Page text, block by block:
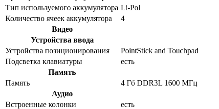
Тип используемого аккумулятора Li-Pol
Количество ячеек аккумулятора
4
Видео
Устройства ввода
Устройства позиционирования
PointStick and Touchpad
Подсветка клавиатуры
есть
Память
Память
4 Гб DDR3L 1600 МГц
Аудио
Встроенные колонки
есть